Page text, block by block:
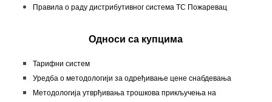
Правила о раду дистрибутивног система ТС Пожаревац
Односи са купцима
Тарифни систем
Уредба о методологији за одређивање цене снабдевања
Методологија утврђивања трошкова прикључења на